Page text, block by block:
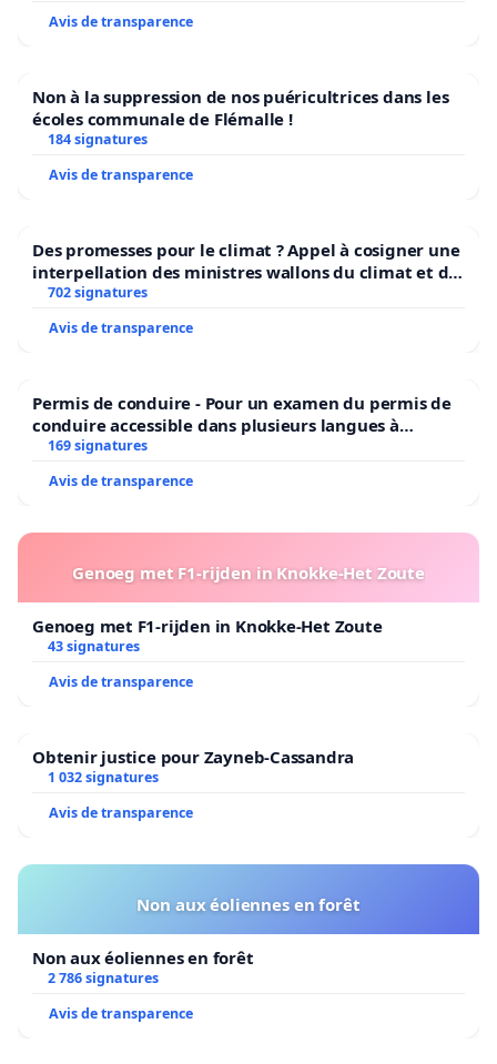
Avis de transparence
Non à la suppression de nos puéricultrices dans les
écoles communale de Flémalle !
184 signatures
Avis de transparence
Des promesses pour le climat ? Appel à cosigner une
interpellation des ministres wallons du climat et de
l’environnement.
702 signatures
Avis de transparence
Permis de conduire - Pour un examen du permis de
conduire accessible dans plusieurs langues à
Bruxelles
169 signatures
Avis de transparence
Genoeg met F1-rijden in Knokke-Het Zoute
Genoeg met F1-rijden in Knokke-Het Zoute
43 signatures
Avis de transparence
Obtenir justice pour Zayneb-Cassandra
1 032 signatures
Avis de transparence
Non aux éoliennes en forêt
Non aux éoliennes en forêt
2 786 signatures
Avis de transparence